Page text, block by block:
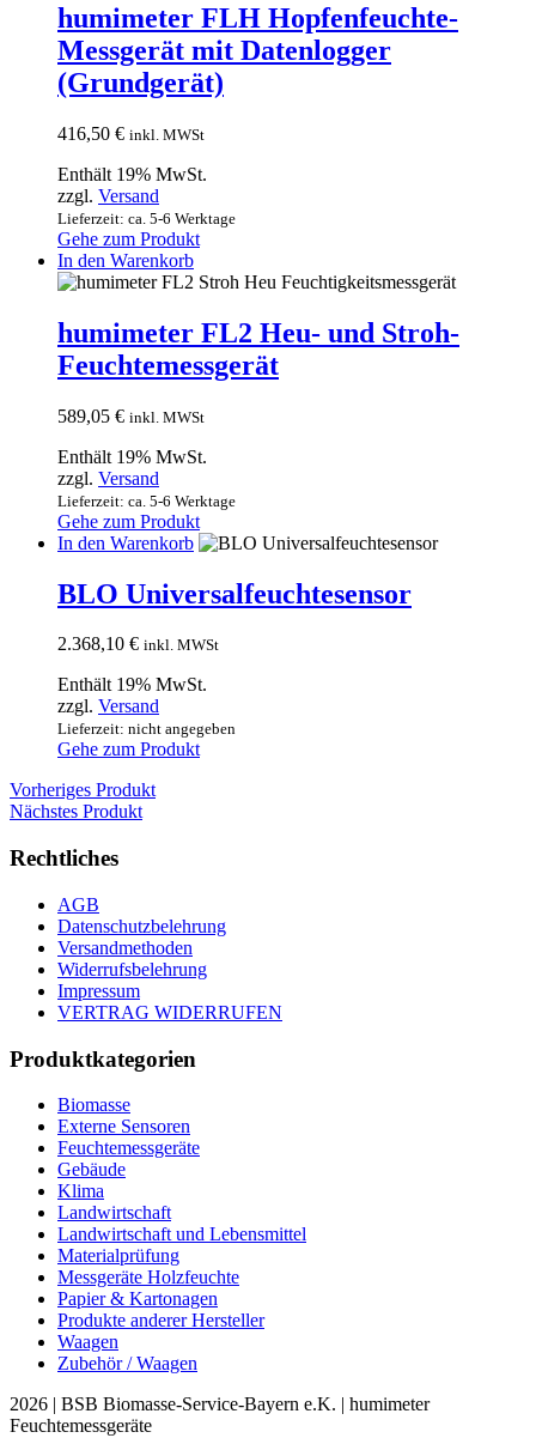
humimeter FLH Hopfenfeuchte-
Messgerät mit Datenlogger
(Grundgerät)
416,50 € inkl. MWSt
Enthält 19% MwSt.
zzgl. Versand
Lieferzeit: ca. 5-6 Werktage
Gehe zum Produkt
In den Warenkorb
humimeter FL2 Heu- und Stroh-
Feuchtemessgerät
589,05 € inkl. MWSt
Enthält 19% MwSt.
zzgl. Versand
Lieferzeit: ca. 5-6 Werktage
Gehe zum Produkt
In den Warenkorb
BLO Universalfeuchtesensor
2.368,10 € inkl. MWSt
Enthält 19% MwSt.
zzgl. Versand
Lieferzeit: nicht angegeben
Gehe zum Produkt
Vorheriges Produkt
Nächstes Produkt
Rechtliches
AGB
Datenschutzbelehrung
Versandmethoden
Widerrufsbelehrung
Impressum
VERTRAG WIDERRUFEN
Produktkategorien
Biomasse
Externe Sensoren
Feuchtemessgeräte
Gebäude
Klima
Landwirtschaft
Landwirtschaft und Lebensmittel
Materialprüfung
Messgeräte Holzfeuchte
Papier & Kartonagen
Produkte anderer Hersteller
Waagen
Zubehör / Waagen
2026 | BSB Biomasse-Service-Bayern e.K. | humimeter
Feuchtemessgeräte